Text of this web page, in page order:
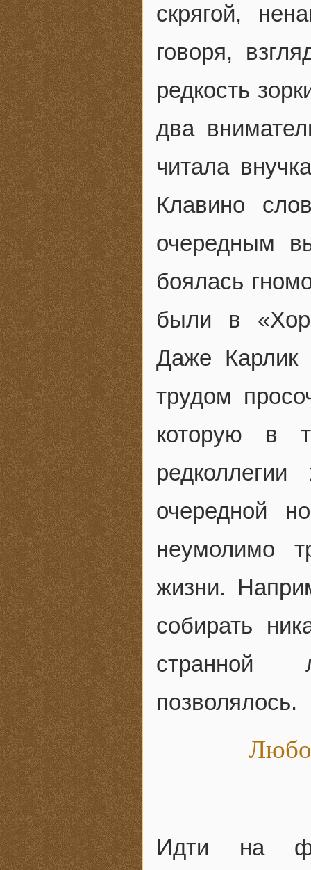
скрягой,
говоря,
редкость
два
читала
Клавино
очередным
боялась
были в
Даже Карлик
трудом
которую в
очередной
неумолимо
жизни.
собирать
странной
позволялось.
Идти на